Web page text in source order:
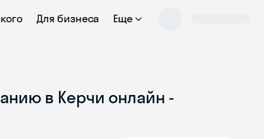
Для бизнеса Еще
в Керчи онлайн -